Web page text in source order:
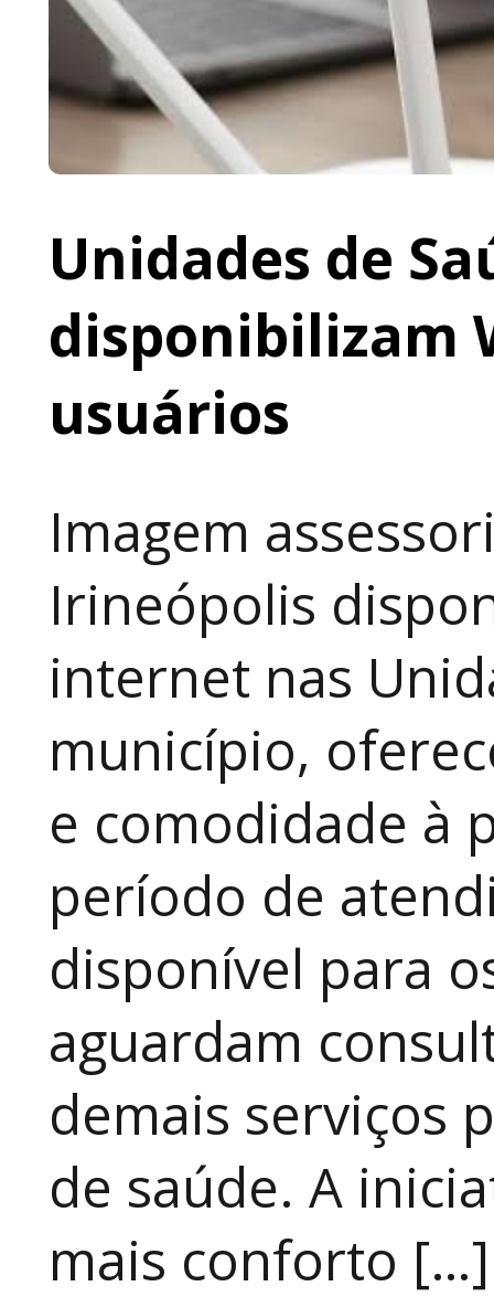
Unidades de
disponibilizam
usuários
Imagem
Irineópolis
internet nas
município,
e comodidade à
período de
disponível para
aguardam
demais serviços
de saúde. A
mais conforto […]